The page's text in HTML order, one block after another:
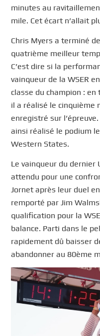
minutes au
mile. Cet écart n’allait
Chris Myers a terminé
quatrième meilleur
C’est dire si la
vainqueur de la WSER
classe du champion :
il a réalisé le cinquième
enregistré sur
ainsi réalisé le podium
Western States.
Le vainqueur du dernier
attendu pour une
Jornet après leur duel
remporté par Jim
qualification pour la
balance. Parti dans le
rapidement dû baisser
abandonner au 80ème